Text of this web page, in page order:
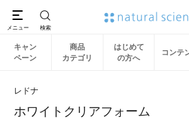
キャン
ペーン
商品
カテゴリ
はじめて
の方へ
コンテ
レドナ
ホワイトクリアフォーム